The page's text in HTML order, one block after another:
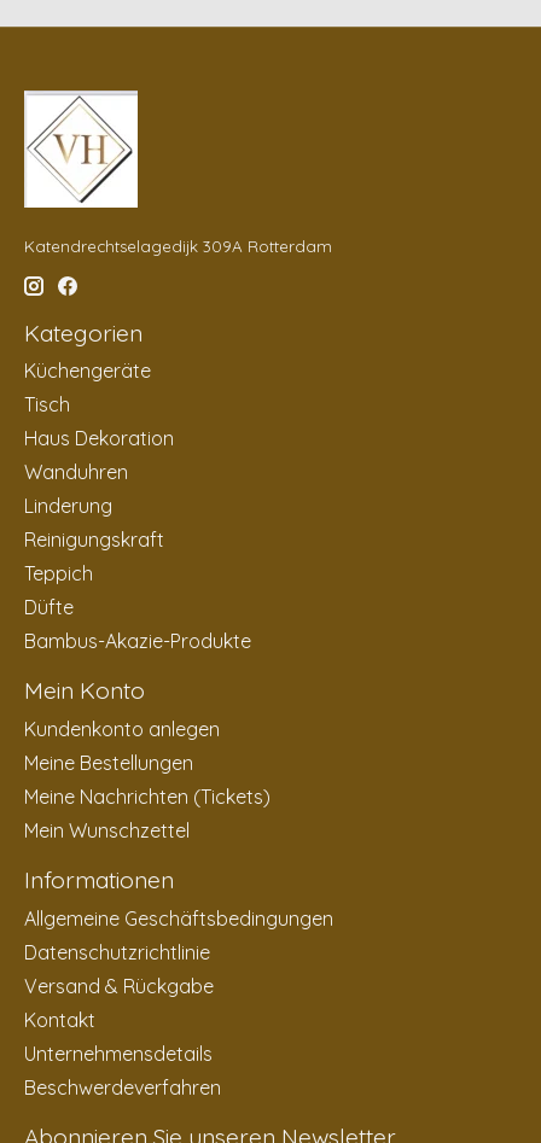
Katendrechtselagedijk 309A Rotterdam
Kategorien
Küchengeräte
Tisch
Haus Dekoration
Wanduhren
Linderung
Reinigungskraft
Teppich
Düfte
Bambus-Akazie-Produkte
Mein Konto
Kundenkonto anlegen
Meine Bestellungen
Meine Nachrichten (Tickets)
Mein Wunschzettel
Informationen
Allgemeine Geschäftsbedingungen
Datenschutzrichtlinie
Versand & Rückgabe
Kontakt
Unternehmensdetails
Beschwerdeverfahren
Abonnieren Sie unseren Newsletter